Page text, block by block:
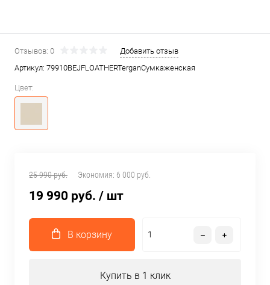
Отзывов: 0
Добавить отзыв
Артикул: 79910BEJFLOATHERTerganСумкаженская
Цвет:
25 990 руб. Экономия: 6 000 руб.
19 990 руб. / шт
В корзину
Купить в 1 клик